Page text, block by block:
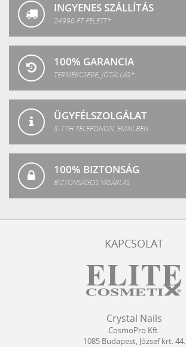
INGYENES SZÁLLÍTÁS
24990 FT FELETT*
100% GARANCIA
TERMÉKCSERE, JÓTÁLLÁS*
ÜGYFÉLSZOLGÁLAT
8-17H TELEFONON, EMAILBEN
100% BIZTONSÁG
BIZTONSÁGOS VÁSÁRLÁS
KAPCSOLAT
Nails
Kft.
Crystal Nails
CosmoPro Kft.
1085 Budapest, József krt. 44.